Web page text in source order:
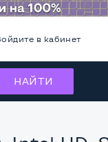
в кабинет
НАЙТИ